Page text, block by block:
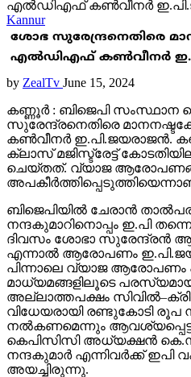
Kannur
ശോഭ സുരേന്ദ്രനെതിരെ
എൽഡിഎഫ് കൺവീനർ
by ZealTv June 15, 2024
കണ്ണൂർ : ബിജെപി
സുരേന്ദ്രനെതിരെ
കൺവീനർ ഇ.പി.ജയരാജൻ.
ക്ലാസ് മജിസ്ട്രേട്ട്
ചെയ്തത്. വ്യാജ
ബിജെപിയിൽ ചേരാൻ
നന്ദകുമാറിനൊപ്പം ഇ.പി
ദിവസം ശോഭാ സുരേന്ദ്രൻ
എന്നാൽ ആരോപണം
പിന്നാലെ വ്യാജ ആരോപണം
മാധ്യമങ്ങളിലൂടെ
അല്ലാത്തപക്ഷം
വിധേയരായി രണ്ടുകോടി രൂപ
നൽകണമെന്നും
കെപിസിസി അധ്യക്ഷൻ
നന്ദകുമാർ എന്നിവർക്ക് ഇപി
അയച്ചിരുന്നു.